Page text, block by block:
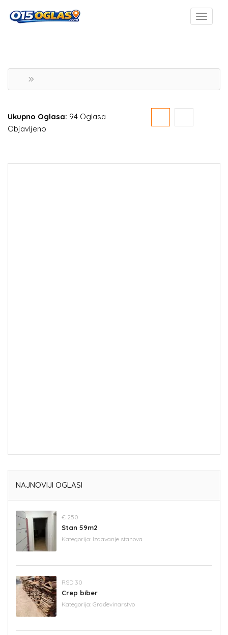
Ukupno Oglasa: 94 Oglasa
Objavljeno
NAJNOVIJI OGLASI
€ 250
Stan 59m2
Kategorija: Izdavanje stanova
RSD 30
Crep biber
Kategorija: Građevinarstvo